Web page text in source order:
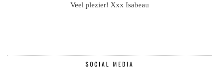
Veel plezier! Xxx Isabeau
SOCIAL MEDIA